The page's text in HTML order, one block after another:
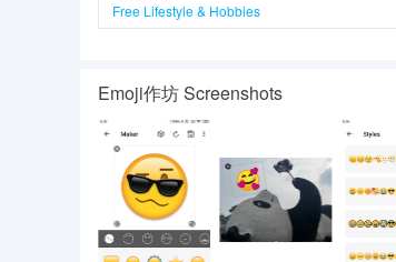
Free Lifestyle & Hobbies
Emoji作坊 Screenshots